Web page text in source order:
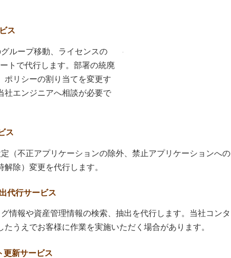
ス
ループ移動、ライセンスの
トで代行します。部署の統廃
ポリシーの割り当てを変更す
社エンジニアへ相談が必要で
ス
（不正アプリケーションの除外、禁止アプリケーションへの
除）変更を代行します。
代行サービス
情報や資産管理情報の検索、抽出を代行します。当社コンタ
うえでお客様に作業を実施いただく場合があります。
更新サービス